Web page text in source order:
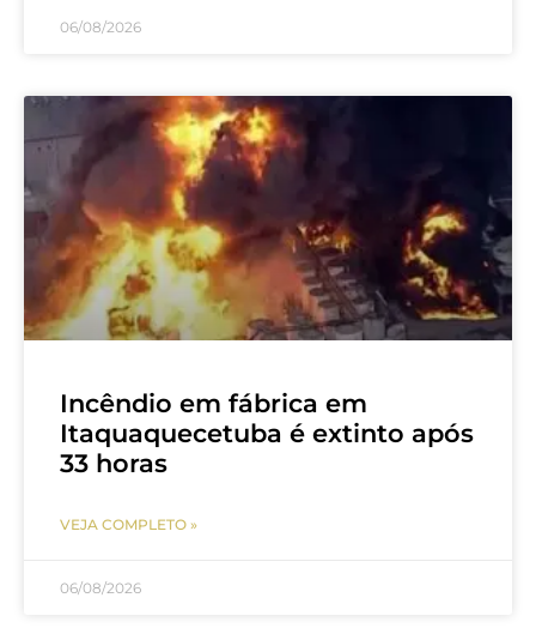
06/08/2026
Incêndio em fábrica em
Itaquaquecetuba é extinto após
33 horas
VEJA COMPLETO »
06/08/2026